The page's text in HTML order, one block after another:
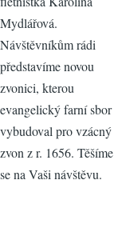
Mydlářová.
Návštěvníkům rádi
představíme novou
zvonici, kterou
evangelický farní sbor
vybudoval pro vzácný
zvon z r. 1656. Těšíme
se na Vaši návštěvu.